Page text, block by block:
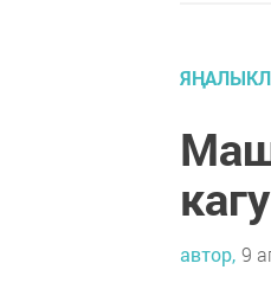
автор, 9